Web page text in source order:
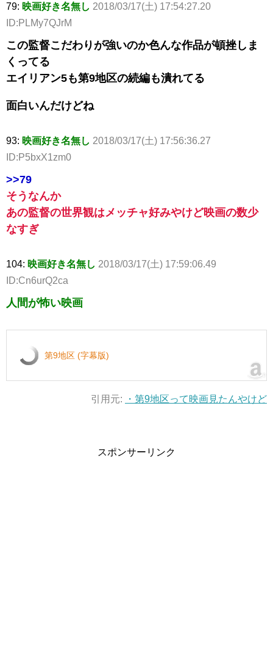
79: 映画好き名無し 2018/03/17(土) 17:54:27.20
ID:PLMy7QJrM
この監督こだわりが強いのか色んな作品が頓挫しま
くってる
エイリアン5も第9地区の続編も潰れてる
面白いんだけどね
93: 映画好き名無し 2018/03/17(土) 17:56:36.27
ID:P5bxX1zm0
>>79
そうなんか
あの監督の世界観はメッチャ好みやけど映画の数少
なすぎ
104: 映画好き名無し 2018/03/17(土) 17:59:06.49
ID:Cn6urQ2ca
人間が怖い映画
第9地区 (字幕版)
引用元: ・第9地区って映画見たんやけど
スポンサーリンク